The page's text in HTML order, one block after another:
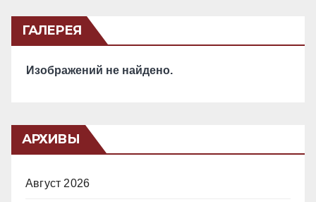
ГАЛЕРЕЯ
Изображений не найдено.
АРХИВЫ
Август 2026